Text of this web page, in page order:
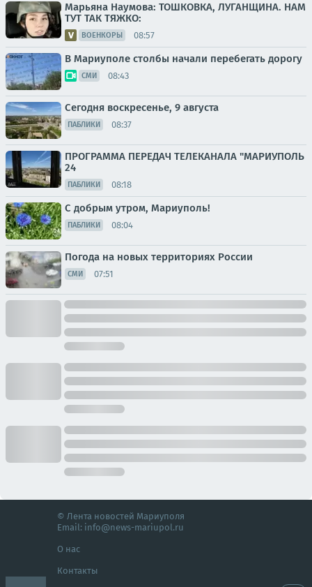
Марьяна Наумова: ТОШКОВКА, ЛУГАНЩИНА. НАМ
ТУТ ТАК ТЯЖКО:
ВОЕНКОРЫ 08:57
В Мариуполе столбы начали перебегать дорогу
СМИ 08:43
Сегодня воскресенье, 9 августа
ПАБЛИКИ 08:37
ПРОГРАММА ПЕРЕДАЧ ТЕЛЕКАНАЛА "МАРИУПОЛЬ
24
ПАБЛИКИ 08:18
С добрым утром, Мариуполь!
ПАБЛИКИ 08:04
Погода на новых территориях России
СМИ 07:51
© Лента новостей Мариуполя
Email: info@news-mariupol.ru
О нас
Контакты